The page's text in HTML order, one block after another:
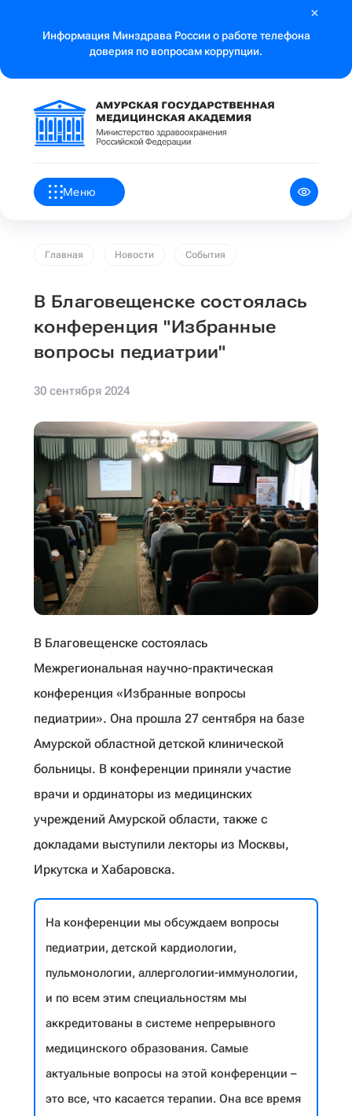
Информация Минздрава России о работе телефона
доверия по вопросам коррупции.
Меню
Главная Новости События
В Благовещенске состоялась
конференция "Избранные
вопросы педиатрии"
30 сентября 2024
В Благовещенске состоялась
Межрегиональная научно-практическая
конференция «Избранные вопросы
педиатрии». Она прошла 27 сентября на базе
Амурской областной детской клинической
больницы. В конференции приняли участие
врачи и ординаторы из медицинских
учреждений Амурской области, также с
докладами выступили лекторы из Москвы,
Иркутска и Хабаровска.
На конференции мы обсуждаем вопросы
педиатрии, детской кардиологии,
пульмонологии, аллергологии-иммунологии,
и по всем этим специальностям мы
аккредитованы в системе непрерывного
медицинского образования. Самые
актуальные вопросы на этой конференции –
это все, что касается терапии. Она все время